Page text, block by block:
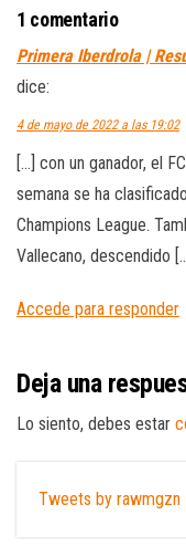
1 comentario
Primera Iberdrola |
dice:
4 de mayo de 2022 a las 19:02
[…] con un ganador, el
semana se ha
Champions League.
Vallecano, descendido
Accede para responder
Deja una
Lo siento, debes estar
Tweets by rawmgzn